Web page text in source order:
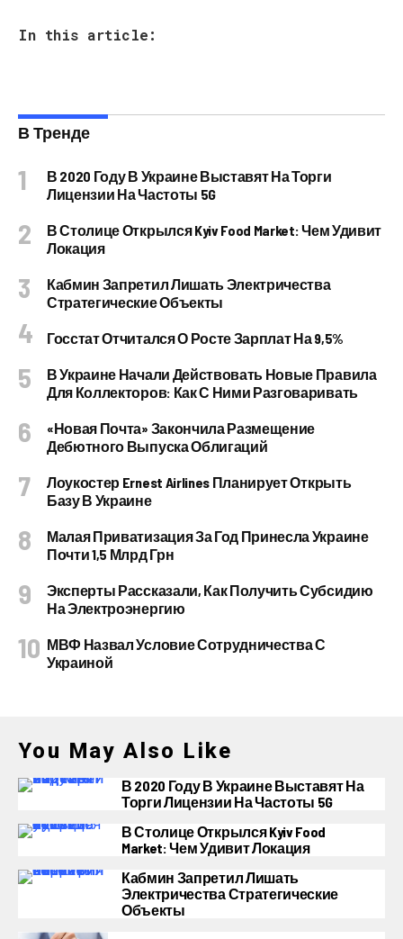
In this article:
В Тренде
В 2020 Году В Украине Выставят На Торги
Лицензии На Частоты 5G
В Столице Открылся Kyiv Food Market: Чем Удивит
Локация
Кабмин Запретил Лишать Электричества
Стратегические Объекты
Госстат Отчитался О Росте Зарплат На 9,5%
В Украине Начали Действовать Новые Правила
Для Коллекторов: Как С Ними Разговаривать
«Новая Почта» Закончила Размещение
Дебютного Выпуска Облигаций
Лоукостер Ernest Airlines Планирует Открыть
Базу В Украине
Малая Приватизация За Год Принесла Украине
Почти 1,5 Млрд Грн
Эксперты Рассказали, Как Получить Субсидию
На Электроэнергию
МВФ Назвал Условие Сотрудничества С
Украиной
You May Also Like
В 2020 Году В Украине Выставят На
Торги Лицензии На Частоты 5G
В Столице Открылся Kyiv Food
Market: Чем Удивит Локация
Кабмин Запретил Лишать
Электричества Стратегические
Объекты